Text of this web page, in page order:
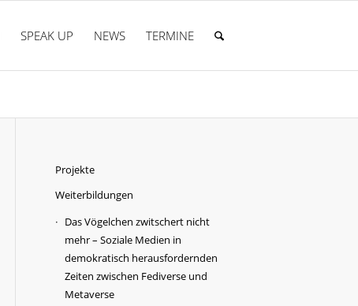
SPEAK UP NEWS TERMINE
Projekte
Weiterbildungen
Das Vögelchen zwitschert nicht
mehr – Soziale Medien in
demokratisch herausfordernden
Zeiten zwischen Fediverse und
Metaverse